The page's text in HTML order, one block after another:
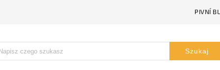
PIVNÍ
Szukaj